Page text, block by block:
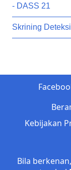
- DASS 21
Skrining
Kebijakan
Bila